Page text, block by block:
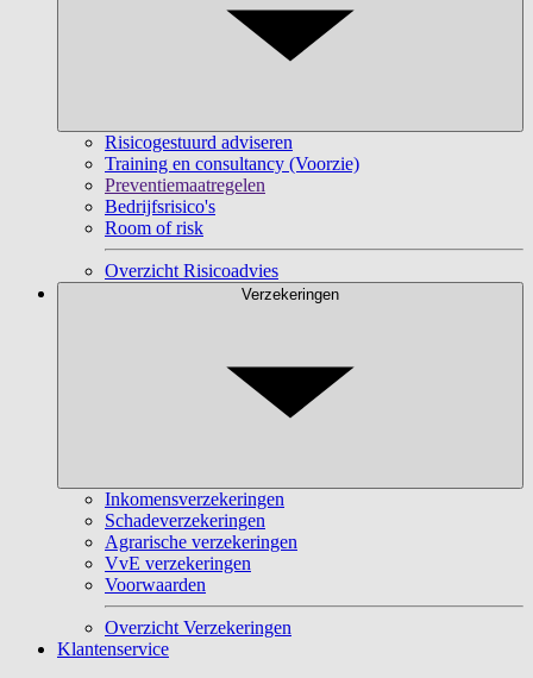
Risicogestuurd adviseren
Training en consultancy (Voorzie)
Preventiemaatregelen
Bedrijfsrisico's
Room of risk
Overzicht Risicoadvies
Verzekeringen
Inkomensverzekeringen
Schadeverzekeringen
Agrarische verzekeringen
VvE verzekeringen
Voorwaarden
Overzicht Verzekeringen
Klantenservice